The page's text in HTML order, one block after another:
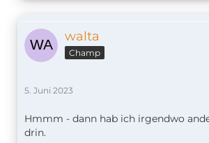
walta
Champ
5. Juni 2023
Hmmm - dann hab ich irgendwo
drin.